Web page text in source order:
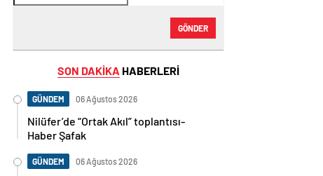
GÖNDER
SON DAKİKA HABERLERİ
GÜNDEM 06 Ağustos 2026
Nilüfer’de “Ortak Akıl” toplantısı-
Haber Şafak
GÜNDEM 06 Ağustos 2026